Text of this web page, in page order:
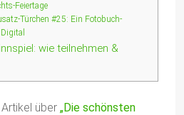
Feiertage
Türchen #25: Ein Fotobuch-
wie teilnehmen &
über „Die schönsten